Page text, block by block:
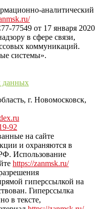
аналитический
77549 от 17 января 2020
в сфере связи,
коммуникаций.
системы».
данных
г. Новомосковск,
92
на сайте
и охраняются в
Использование
https://zanmsk.ru/
гиперссылкой на
Гиперссылка
в тексте,